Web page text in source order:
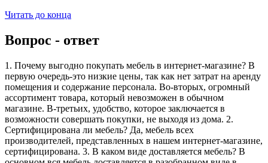
Читать до конца
Вопрос - ответ
1. Почему выгодно покупать мебель в интернет-магазине? В
первую очередь-это низкие цены, так как нет затрат на аренду
помещения и содержание персонала. Во-вторых, огромный
ассортимент товара, который невозможен в обычном
магазине. В-третьих, удобство, которое заключается в
возможности совершать покупки, не выходя из дома. 2.
Сертифицирована ли мебель? Да, мебель всех
производителей, представленных в нашем интернет-магазине,
сертифицирована. 3. В каком виде доставляется мебель? В